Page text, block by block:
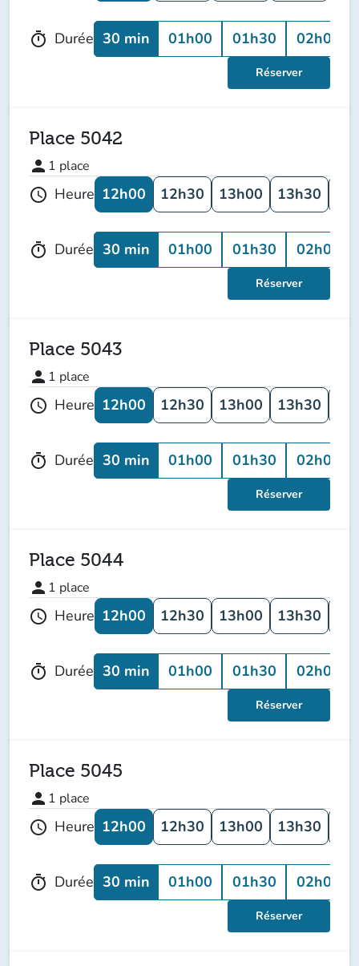
timer Durée 30 min 01h00 01h30 02h00
Réserver
Place 5042
person 1 place
schedule Heure 12h00 12h30 13h00 13h30
timer Durée 30 min 01h00 01h30 02h00
Réserver
Place 5043
person 1 place
schedule Heure 12h00 12h30 13h00 13h30
timer Durée 30 min 01h00 01h30 02h00
Réserver
Place 5044
person 1 place
schedule Heure 12h00 12h30 13h00 13h30
timer Durée 30 min 01h00 01h30 02h00
Réserver
Place 5045
person 1 place
schedule Heure 12h00 12h30 13h00 13h30
timer Durée 30 min 01h00 01h30 02h00
Réserver